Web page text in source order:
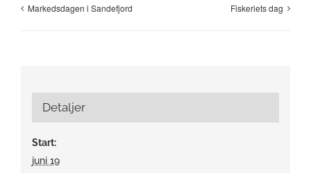
Markedsdagen i Sandefjord Fiskeriets dag
Detaljer
Start:
juni 19